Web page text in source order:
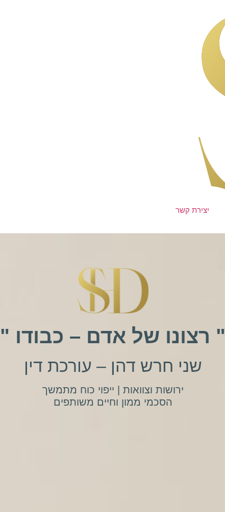
יצירת קשר
" רצונו של אדם – כבודו "
שני חרש דהן – עורכת דין
ירושות וצוואות | ייפוי כוח מתמשך
הסכמי ממון וחיים משותפים